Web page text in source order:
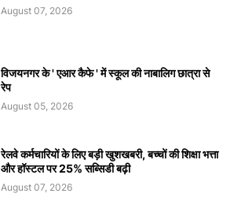
August 07, 2026
विजयनगर के ' एआर कैफे ' में स्कूल की नाबालिग छात्रा से
रेप
August 05, 2026
रेलवे कर्मचारियों के लिए बड़ी खुशखबरी, बच्चों की शिक्षा भत्ता
और हॉस्टल पर 25% सब्सिडी बढ़ी
August 07, 2026